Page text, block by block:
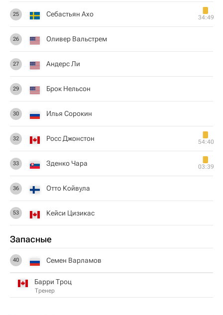
25 Себастьян Ахо 34:49
26 Оливер Вальстрем
27 Андерс Ли
29 Брок Нельсон
30 Илья Сорокин
32 Росс Джонстон 54:40
33 Зденко Чара 03:39
36 Отто Койвула
53 Кейси Цизикас
Запасные
40 Семен Варламов
Барри Троц
Тренер